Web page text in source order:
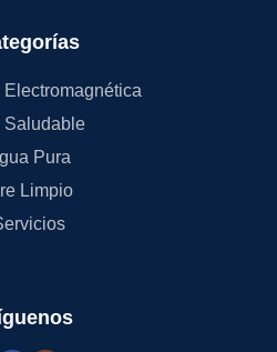
Electromagnética
Saludable
Pura
Limpio